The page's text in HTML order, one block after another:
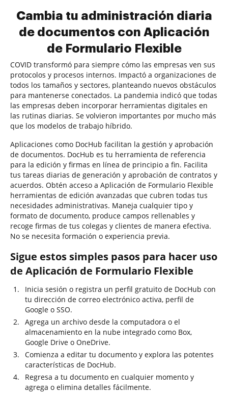
Cambia tu administración diaria
de documentos con Aplicación
de Formulario Flexible
COVID transformó para siempre cómo las empresas ven sus
protocolos y procesos internos. Impactó a organizaciones de
todos los tamaños y sectores, planteando nuevos obstáculos
para mantenerse conectados. La pandemia indicó que todas
las empresas deben incorporar herramientas digitales en
las rutinas diarias. Se volvieron importantes por mucho más
que los modelos de trabajo híbrido.
Aplicaciones como DocHub facilitan la gestión y aprobación
de documentos. DocHub es tu herramienta de referencia
para la edición y firmas en línea de principio a fin. Facilita
tus tareas diarias de generación y aprobación de contratos y
acuerdos. Obtén acceso a Aplicación de Formulario Flexible
herramientas de edición avanzadas que cubren todas tus
necesidades administrativas. Maneja cualquier tipo y
formato de documento, produce campos rellenables y
recoge firmas de tus colegas y clientes de manera efectiva.
No se necesita formación o experiencia previa.
Sigue estos simples pasos para hacer uso
de Aplicación de Formulario Flexible
Inicia sesión o registra un perfil gratuito de DocHub con
tu dirección de correo electrónico activa, perfil de
Google o SSO.
Agrega un archivo desde la computadora o el
almacenamiento en la nube integrado como Box,
Google Drive o OneDrive.
Comienza a editar tu documento y explora las potentes
características de DocHub.
Regresa a tu documento en cualquier momento y
agrega o elimina detalles fácilmente.